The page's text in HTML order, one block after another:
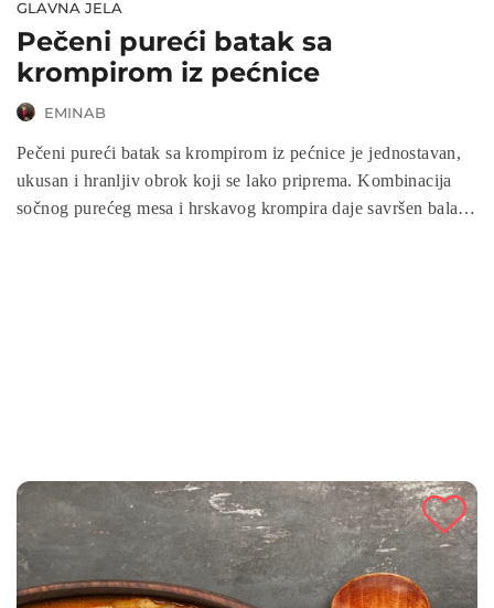
GLAVNA JELA
Pečeni pureći batak sa
krompirom iz pećnice
EMINAB
Pečeni pureći batak sa krompirom iz pećnice je jednostavan,
ukusan i hranljiv obrok koji se lako priprema. Kombinacija
sočnog purećeg mesa i hrskavog krompira daje savršen balans